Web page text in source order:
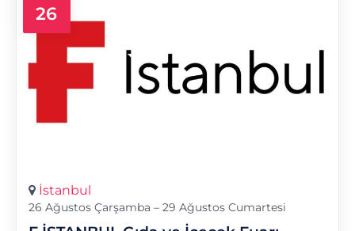
26
26 Ağustos Çarşamba – 29 Ağustos Cumartesi
İstanbul